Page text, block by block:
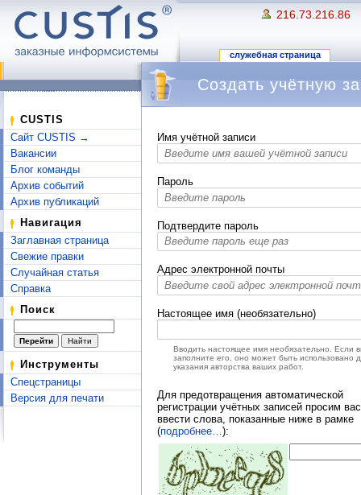
216.73.216.86
служебная страница
CUSTIS
Сайт CUSTIS →
Вакансии
Блог команды
Архив событий
Архив публикаций
Навигация
Заглавная страница
Свежие правки
Случайная статья
Справка
Поиск
Инструменты
Спецстраницы
Версия для печати
Создать учётную
Имя учётной записи
Пароль
Подтвердите пароль
Адрес электронной почты
Настоящее имя (необязательно)
Вводить настоящее имя необязательно. Если
заполните его, оно может быть использовано
указания авторства ваших работ.
Для предотвращения автоматической
регистрации учётных записей просим вас
ввести слова, показанные ниже в рамке
(подробнее… ):